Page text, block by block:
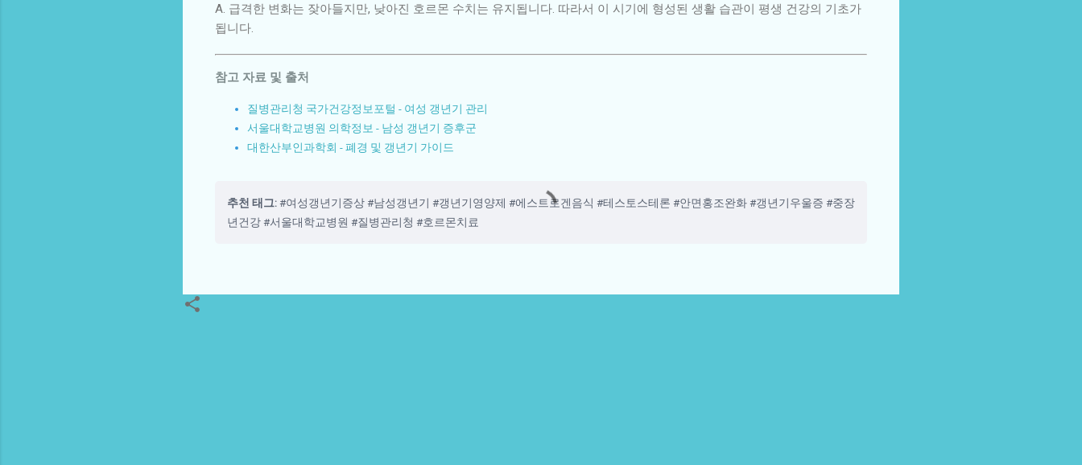
A. 급격한 변화는 잦아들지만, 낮아진 호르몬 수치는 유지됩니다. 따라서 이 시기에 형성된 생활 습관이 평생 건강의 기초가
됩니다.
참고 자료 및 출처
질병관리청 국가건강정보포털 - 여성 갱년기 관리
서울대학교병원 의학정보 - 남성 갱년기 증후군
대한산부인과학회 - 폐경 및 갱년기 가이드
추천 태그:#여성갱년기증상 #남성갱년기 #갱년기영양제 #에스트로겐음식 #테스토스테론 #안면홍조완화 #갱년기우울증 #중장
년건강 #서울대학교병원 #질병관리청 #호르몬치료